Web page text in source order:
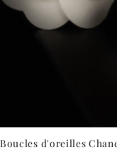
Boucles d'oreilles